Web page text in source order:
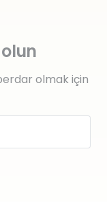
olmak için